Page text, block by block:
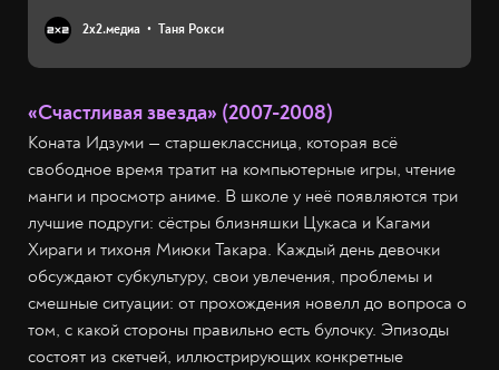
2х2.медиа Таня Рокси
«Счастливая звезда» (2007-2008)
Коната Идзуми — старшеклассница, которая всё
свободное время тратит на компьютерные игры, чтение
манги и просмотр аниме. В школе у неё появляются три
лучшие подруги: сёстры близняшки Цукаса и Кагами
Хираги и тихоня Миюки Такара. Каждый день девочки
обсуждают субкультуру, свои увлечения, проблемы и
смешные ситуации: от прохождения новелл до вопроса о
том, с какой стороны правильно есть булочку. Эпизоды
состоят из скетчей, иллюстрирующих конкретные